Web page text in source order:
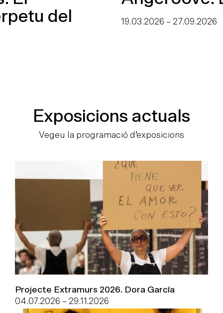
19.03.2026–27.09.2026
Exposicions actuals
Vegeu la programació d’exposicions
Projecte Extramurs 2026. Dora García
04.07.2026 – 29.11.2026